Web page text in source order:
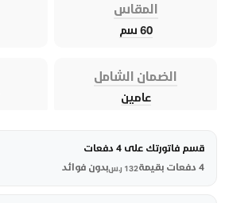
المقاس
60 سم
الضمان الشامل
عامين
قسم فاتورتك على 4 دفعات
4 دفعات بقيمة
132 ر.سبدون فوائد